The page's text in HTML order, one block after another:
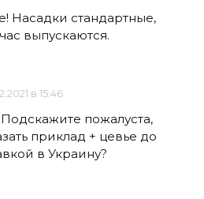
Насадки стандартные,
выпускаются.
в 15:46
пожалуста,
приклад + цевье до
в Украину?